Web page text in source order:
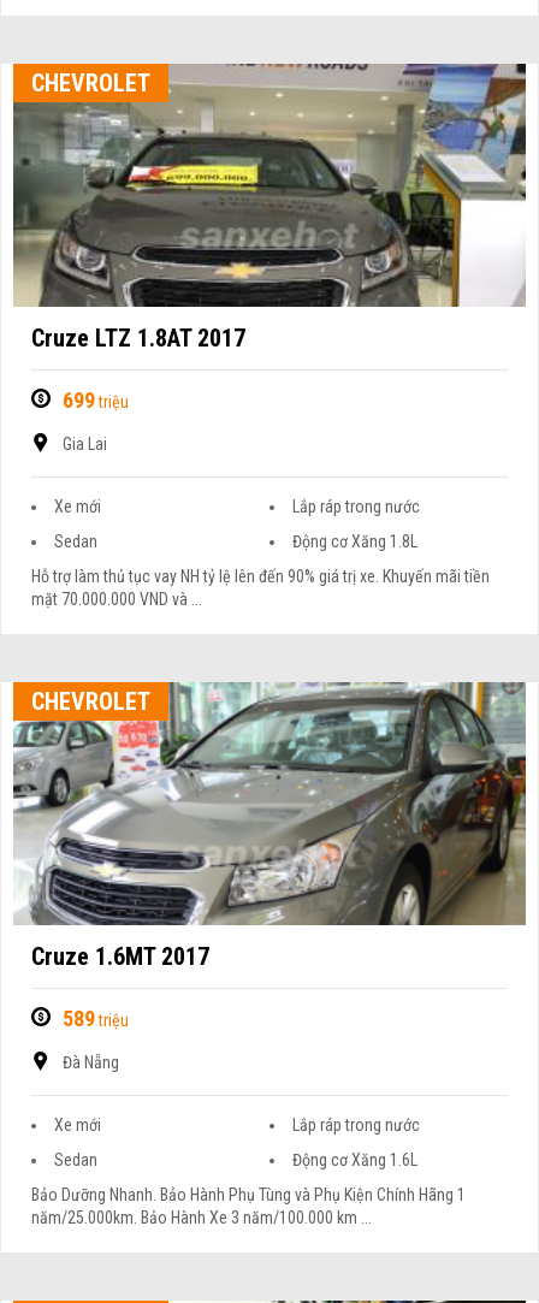
CHEVROLET
Cruze LTZ 1.8AT 2017
699triệu
Gia Lai
Xe mới
Lắp ráp trong nước
Sedan
Động cơ Xăng 1.8L
Hỗ trợ làm thủ tục vay NH tỷ lệ lên đến 90% giá trị xe. Khuyến mãi tiền
mặt 70.000.000 VND và ...
CHEVROLET
Cruze 1.6MT 2017
589triệu
Đà Nẵng
Xe mới
Lắp ráp trong nước
Sedan
Động cơ Xăng 1.6L
Bảo Dưỡng Nhanh. Bảo Hành Phụ Tùng và Phụ Kiện Chính Hãng 1
năm/25.000km. Bảo Hành Xe 3 năm/100.000 km ...